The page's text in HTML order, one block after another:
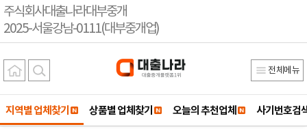
주식회사대출나라대부중개
2025-서울강남-0111(대부중개업)
전체메뉴
지역별 업체찾기 상품별 업체찾기 오늘의 추천업체 사기번호검